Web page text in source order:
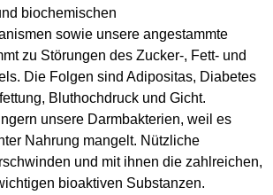
biochemischen
sowie unsere angestammte
zu Störungen des Zucker-, Fett- und
Die Folgen sind Adipositas, Diabetes
Bluthochdruck und Gicht.
unsere Darmbakterien, weil es
Nahrung mangelt. Nützliche
und mit ihnen die zahlreichen,
bioaktiven Substanzen.